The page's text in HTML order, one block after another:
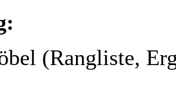
(Rangliste,